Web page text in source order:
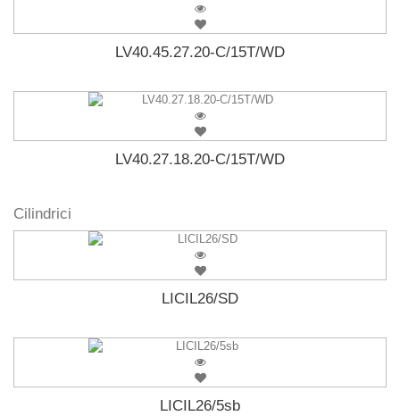
LV40.45.27.20-C/15T/WD
LV40.27.18.20-C/15T/WD
Cilindrici
LICIL26/SD
LICIL26/5sb